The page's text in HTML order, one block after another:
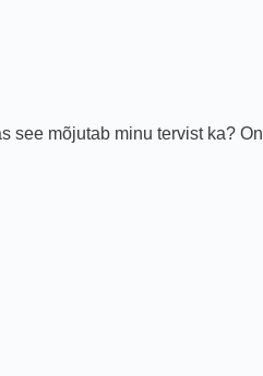
see mõjutab minu tervist ka? On